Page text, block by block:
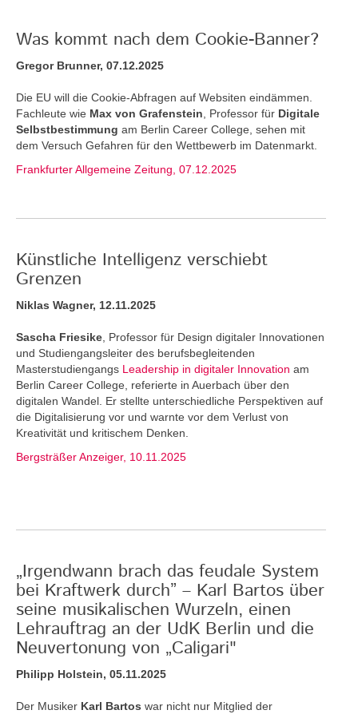
Was kommt nach dem Cookie-Banner?
Gregor Brunner, 07.12.2025
Die EU will die Cookie-Abfragen auf Websiten eindämmen.
Fachleute wie Max von Grafenstein , Professor für Digitale
Selbstbestimmung am Berlin Career College, sehen mit
dem Versuch Gefahren für den Wettbewerb im Datenmarkt.
Frankfurter Allgemeine Zeitung, 07.12.2025
Künstliche Intelligenz verschiebt
Grenzen
Niklas Wagner, 12.11.2025
Sascha Friesike , Professor für Design digitaler Innovationen
und Studiengangsleiter des berufsbegleitenden
Masterstudiengangs Leadership in digitaler Innovation am
Berlin Career College, referierte in Auerbach über den
digitalen Wandel. Er stellte unterschiedliche Perspektiven auf
die Digitalisierung vor und warnte vor dem Verlust von
Kreativität und kritischem Denken.
Bergsträßer Anzeiger, 10.11.2025
„Irgendwann brach das feudale System
bei Kraftwerk durch” – Karl Bartos über
seine musikalischen Wurzeln, einen
Lehrauftrag an der UdK Berlin und die
Neuvertonung von „Caligari"
Philipp Holstein, 05.11.2025
Der Musiker Karl Bartos war nicht nur Mitglied der